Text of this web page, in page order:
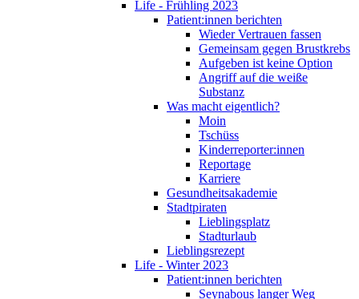
Life - Frühling 2023
Patient:innen berichten
Wieder Vertrauen fassen
Gemeinsam gegen Brustkrebs
Aufgeben ist keine Option
Angriff auf die weiße
Substanz
Was macht eigentlich?
Moin
Tschüss
Kinderreporter:innen
Reportage
Karriere
Gesundheitsakademie
Stadtpiraten
Lieblingsplatz
Stadturlaub
Lieblingsrezept
Life - Winter 2023
Patient:innen berichten
Seynabous langer Weg